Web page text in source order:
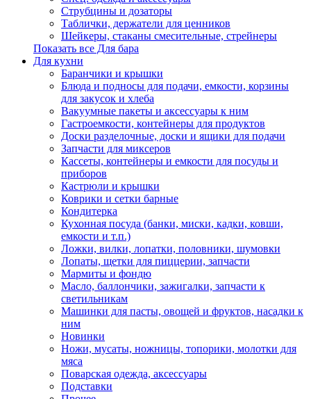
Струбцины и дозаторы
Таблички, держатели для ценников
Шейкеры, стаканы смесительные, стрейнеры
Показать все Для бара
Для кухни
Баранчики и крышки
Блюда и подносы для подачи, емкости, корзины
для закусок и хлеба
Вакуумные пакеты и аксессуары к ним
Гастроемкости, контейнеры для продуктов
Доски разделочные, доски и ящики для подачи
Запчасти для миксеров
Кассеты, контейнеры и емкости для посуды и
приборов
Кастрюли и крышки
Коврики и сетки барные
Кондитерка
Кухонная посуда (банки, миски, кадки, ковши,
емкости и т.п.)
Ложки, вилки, лопатки, половники, шумовки
Лопаты, щетки для пиццерии, запчасти
Мармиты и фондю
Масло, баллончики, зажигалки, запчасти к
светильникам
Машинки для пасты, овощей и фруктов, насадки к
ним
Новинки
Ножи, мусаты, ножницы, топорики, молотки для
мяса
Поварская одежда, аксессуары
Подставки